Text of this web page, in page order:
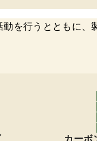
を行うとともに、
カーボ